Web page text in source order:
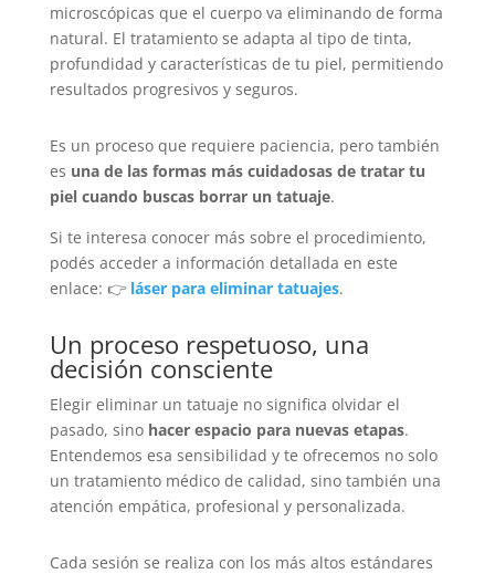
microscópicas que el cuerpo va eliminando de forma
natural. El tratamiento se adapta al tipo de tinta,
profundidad y características de tu piel, permitiendo
resultados progresivos y seguros.
Es un proceso que requiere paciencia, pero también
es una de las formas más cuidadosas de tratar tu
piel cuando buscas borrar un tatuaje.
Si te interesa conocer más sobre el procedimiento,
podés acceder a información detallada en este
enlace: 👉 láser para eliminar tatuajes.
Un proceso respetuoso, una
decisión consciente
Elegir eliminar un tatuaje no significa olvidar el
pasado, sino hacer espacio para nuevas etapas.
Entendemos esa sensibilidad y te ofrecemos no solo
un tratamiento médico de calidad, sino también una
atención empática, profesional y personalizada.
Cada sesión se realiza con los más altos estándares